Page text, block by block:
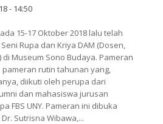
- 14:50
15-17 Oktober 2018 lalu telah
Rupa dan Kriya DAM (Dosen,
di Museum Sono Budaya. Pameran
pameran rutin tahunan yang,
diikuti oleh perupa dari
dan mahasiswa jurusan
FBS UNY. Pameran ini dibuka
Sutrisna Wibawa,...